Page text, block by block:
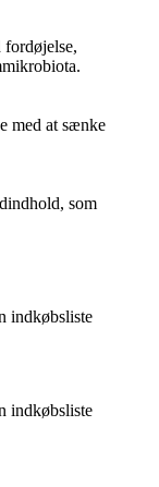
fordøjelse,
med at sænke
som
indkøbsliste
indkøbsliste